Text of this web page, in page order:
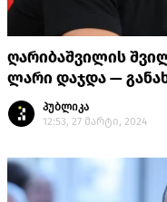
ღარიბაშვილის
ლარი დაჯდა —
პუბლიკა
12:53, 27 მარტი, 2024